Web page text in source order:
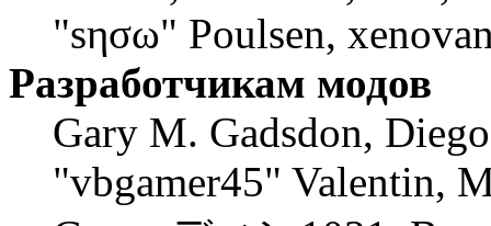
"sησω" Poulsen,
Разработчикам модов
Gary M. Gadsdon,
"vbgamer45" Valentin,